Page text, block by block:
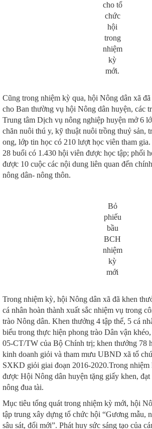
cho tổ
chức
hội
trong
nhiệm
kỳ
mới.
Cũng trong nhiệm kỳ qua, hội Nông dân xã
cho Ban thường vụ hội Nông dân huyện, các
Trung tâm Dịch vụ nông nghiệp huyện mở 6
chăn nuôi thú y, kỹ thuật nuôi trồng thuỷ sản,
ong, lớp tin học có 210 lượt học viên tham
28 buổi có 1.430 hội viên được học tập; phối
được 10 cuộc các nội dung liên quan đến
nông dân- nông thôn.
Bỏ
phiếu
bầu
BCH
nhiệm
kỳ
mới
Trong nhiệm kỳ, hội Nông dân xã đã khen
cá nhân hoàn thành xuất sắc nhiệm vụ trong
trào Nông dân. Khen thưởng 4 tập thể, 5 cá
biểu trong thực hiện phong trào Dân vận
05-CT/TW của Bộ Chính trị; khen thưởng 78
kinh doanh giỏi và tham mưu UBND xã tổ
SXKD giỏi giai đoạn 2016-2020.Trong
được Hội Nông dân huyện tặng giấy khen,
nông đua tài.
Mục tiêu tổng quát trong nhiệm kỳ mới, hội
tập trung xây dựng tổ chức hội “Gương mẫu,
sâu sát, đổi mới”. Phát huy sức sáng tạo của